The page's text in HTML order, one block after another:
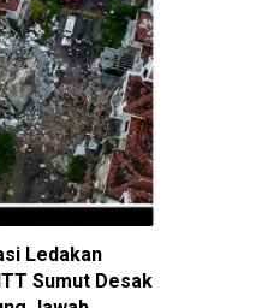
Ledakan
Sumut Desak